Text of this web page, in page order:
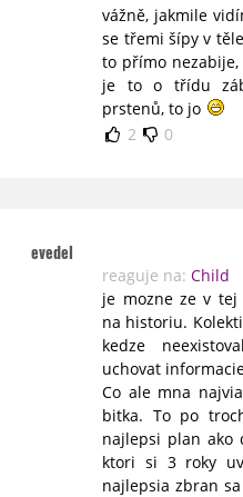
vážně, jakmile
se třemi šípy v
to přímo
je to o třídu
prstenů, to jo
2
0
evedel
reaguje na: Child
je mozne ze v
na historiu.
kedze
uchovat
Co ale mna
bitka. To po
najlepsi plan ako
ktori si 3 roky
najlepsia zbran